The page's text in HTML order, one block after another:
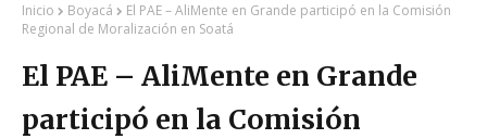
Inicio Boyacá
El PAE – AliMente en Grande participó en la Comisión
Regional de Moralización en Soatá
El PAE – AliMente en Grande
participó en la Comisión